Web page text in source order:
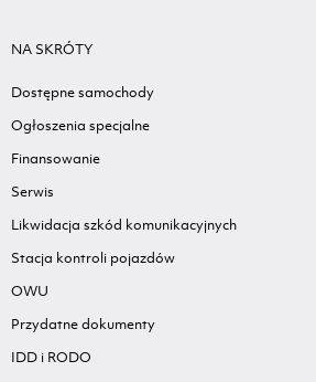
NA SKRÓTY
Dostępne samochody
Ogłoszenia specjalne
Finansowanie
Serwis
Likwidacja szkód komunikacyjnych
Stacja kontroli pojazdów
OWU
Przydatne dokumenty
IDD i RODO